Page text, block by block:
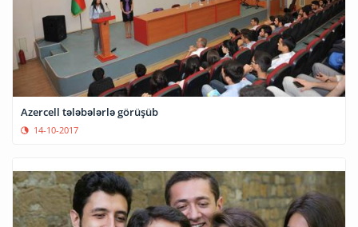
Azercell tələbələrlə görüşüb
14-10-2017